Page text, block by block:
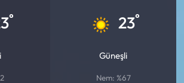
° 23°
Güneşli
Nem: %67